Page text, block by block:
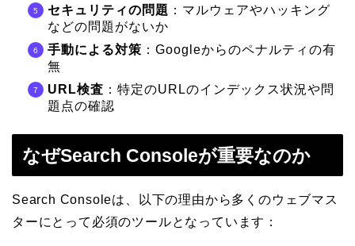
セキュリティの問題 ：マルウェアやハッキング
などの問題がないか
手動による対策 ：Googleからのペナルティの有
無
URL検査 ：特定のURLのインデックス状況や問
題点の確認
なぜSearch Consoleが重要なのか
Search Consoleは、以下の理由から多くのウェブマス
ターにとって必須のツールとなっています：